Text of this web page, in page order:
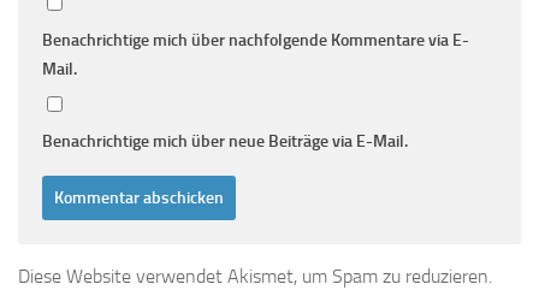
Benachrichtige mich über nachfolgende Kommentare via E-
Mail.
Benachrichtige mich über neue Beiträge via E-Mail.
Diese Website verwendet Akismet, um Spam zu reduzieren.